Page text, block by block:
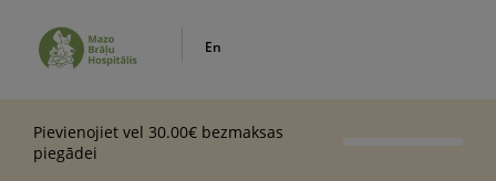
En
Pievienojiet vel 30.00€ bezmaksas
piegādei